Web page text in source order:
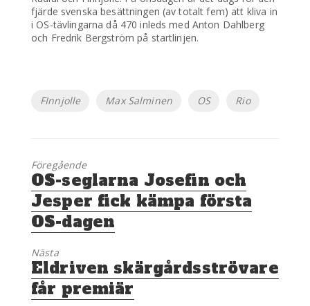
fjärde svenska besättningen (av totalt fem) att kliva in
i OS-tävlingarna då 470 inleds med Anton Dahlberg
och Fredrik Bergström på startlinjen.
Etiketter
FInnjolle Max Salminen OS Rio
Föregående
Föregående
inlägg:
OS-seglarna Josefin och
Jesper fick kämpa första
OS-dagen
Nästa
Nästa
inlägg:
Eldriven skärgårdsströvare
får premiär